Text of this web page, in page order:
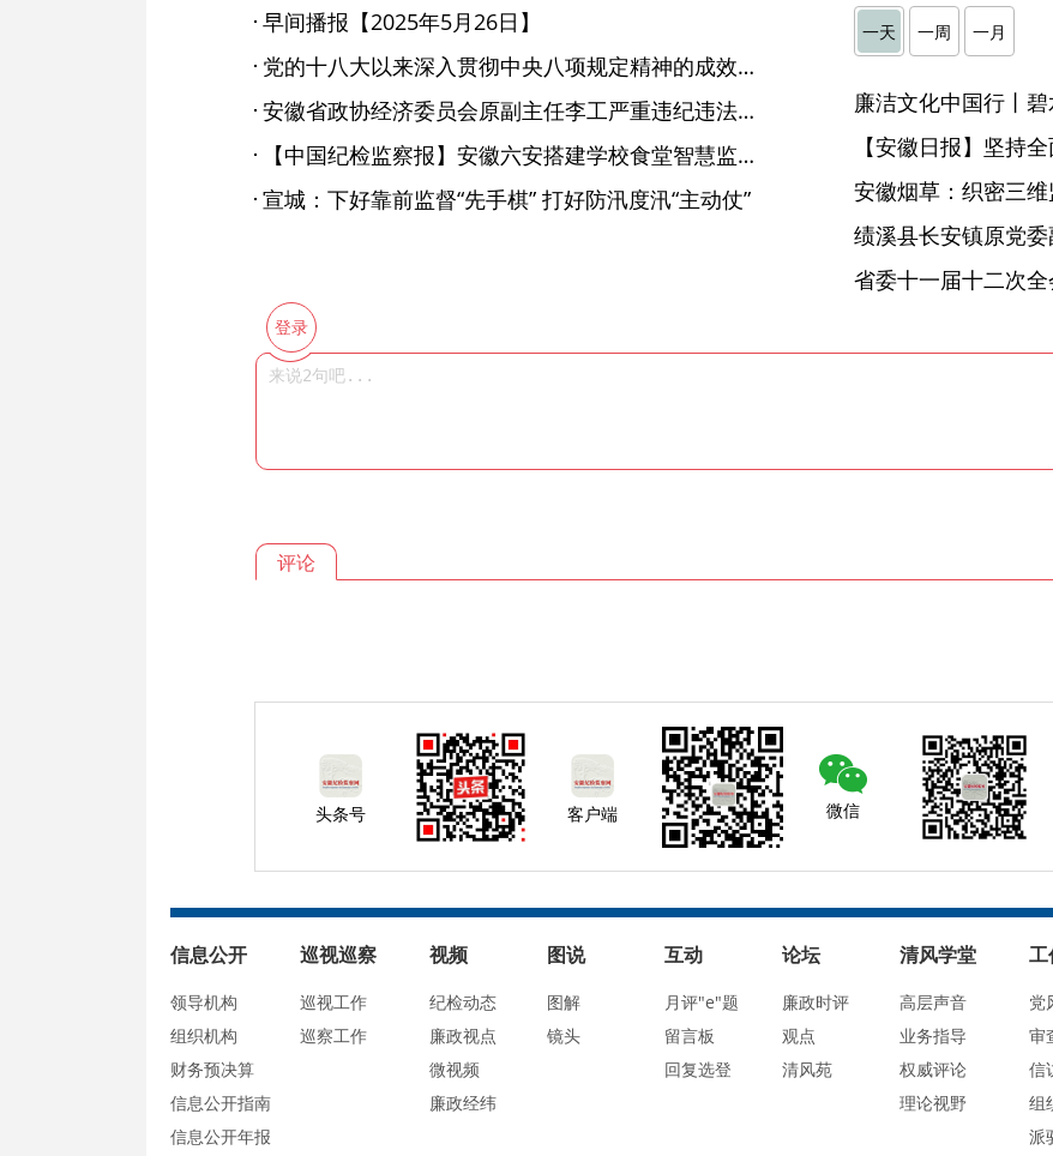
早间播报【2025年5月26日】
党的十八大以来深入贯彻中央八项规定精神的成效和经验
安徽省政协经济委员会原副主任李工严重违纪违法被开除党籍
【中国纪检监察报】安徽六安搭建学校食堂智慧监管平台 数字赋能守护“舌尖上的安全”
宣城：下好靠前监督“先手棋” 打好防汛度汛“主动仗”
一天 一周 一月
廉洁文化中国行丨
【安徽日报】坚持
安徽烟草：织密三
省委十一届十二次
登录
评论
头条号 客户端 微信
信息公开
领导机构
组织机构
财务预决算
信息公开指南
信息公开年报
巡视巡察
巡视工作
巡察工作
视频
纪检动态
廉政视点
微视频
廉政经纬
图说
图解
镜头
互动
月评"e"题
留言板
回复选登
论坛
廉政时评
观点
清风苑
清风学堂
高层声音
业务指导
权威评论
理论视野
工
党
审
信
组
派